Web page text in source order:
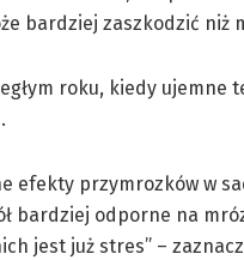
bardziej zaszkodzić
roku, kiedy ujemne
efekty przymrozków w
bardziej odporne na
jest już stres” –